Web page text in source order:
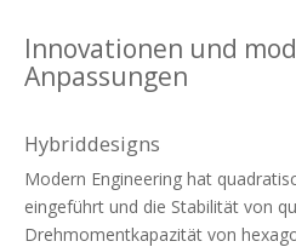
Innovationen und
Anpassungen
Hybriddesigns
Modern Engineering hat
eingeführt und die Stabilität von
Drehmomentkapazität von